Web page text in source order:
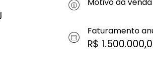
Faturamento
R$